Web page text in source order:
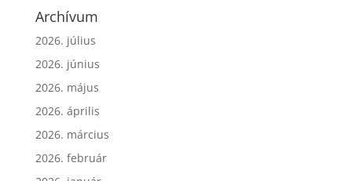
Archívum
2026. július
2026. június
2026. május
2026. április
2026. március
2026. február